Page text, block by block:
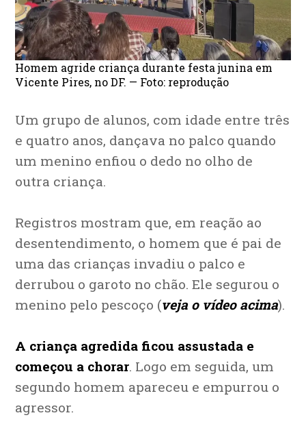
Homem agride criança durante festa junina em
Vicente Pires, no DF. — Foto: reprodução
Um grupo de alunos, com idade entre três
e quatro anos, dançava no palco quando
um menino enfiou o dedo no olho de
outra criança.
Registros mostram que, em reação ao
desentendimento, o homem que é pai de
uma das crianças invadiu o palco e
derrubou o garoto no chão. Ele segurou o
menino pelo pescoço (veja o vídeo acima).
A criança agredida ficou assustada e
começou a chorar. Logo em seguida, um
segundo homem apareceu e empurrou o
agressor.